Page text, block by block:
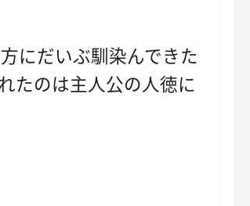
にだいぶ馴染んできた
たのは主人公の人徳に